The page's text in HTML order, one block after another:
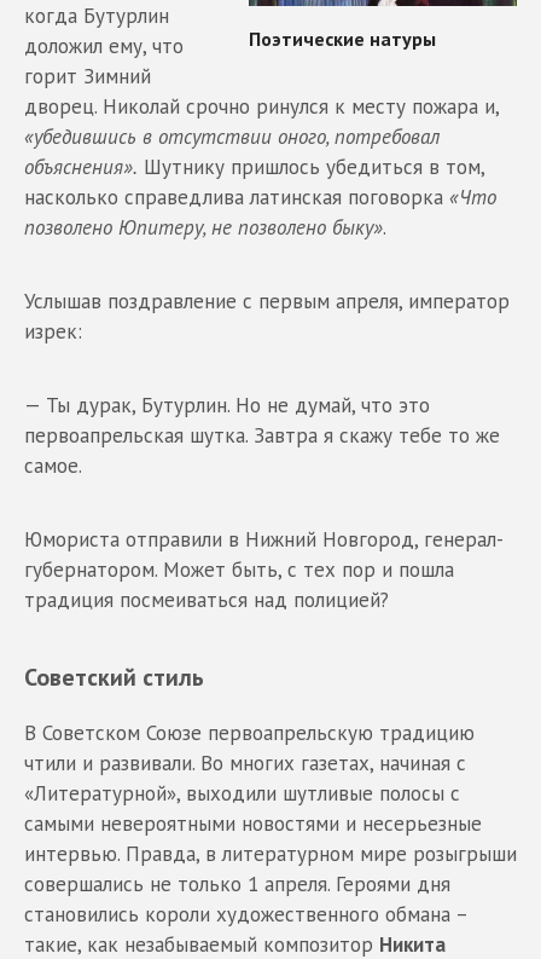
когда Бутурлин
доложил ему, что
горит Зимний
дворец. Николай срочно ринулся к месту пожара и,
«убедившись в отсутствии оного, потребовал
объяснения». Шутнику пришлось убедиться в том,
насколько справедлива латинская поговорка «Что
позволено Юпитеру, не позволено быку».
Услышав поздравление с первым апреля, император
изрек:
— Ты дурак, Бутурлин. Но не думай, что это
первоапрельская шутка. Завтра я скажу тебе то же
самое.
Юмориста отправили в Нижний Новгород, генерал-
губернатором. Может быть, с тех пор и пошла
традиция посмеиваться над полицией?
Советский стиль
В Советском Союзе первоапрельскую традицию
чтили и развивали. Во многих газетах, начиная с
«Литературной», выходили шутливые полосы с
самыми невероятными новостями и несерьезные
интервью. Правда, в литературном мире розыгрыши
совершались не только 1 апреля. Героями дня
становились короли художественного обмана –
такие, как незабываемый композитор Никита